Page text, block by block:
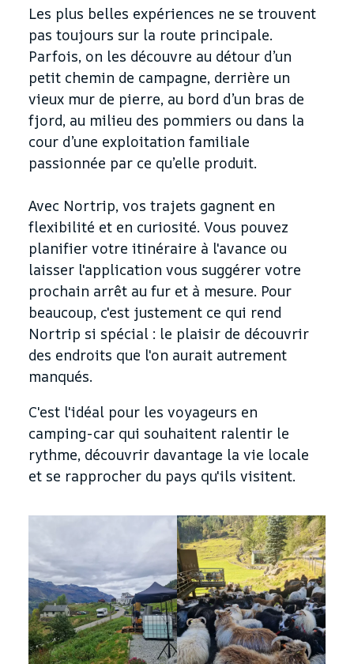
Les plus belles expériences ne se trouvent
pas toujours sur la route principale.
Parfois, on les découvre au détour d’un
petit chemin de campagne, derrière un
vieux mur de pierre, au bord d’un bras de
fjord, au milieu des pommiers ou dans la
cour d’une exploitation familiale
passionnée par ce qu’elle produit.
Avec Nortrip, vos trajets gagnent en
flexibilité et en curiosité. Vous pouvez
planifier votre itinéraire à l'avance ou
laisser l'application vous suggérer votre
prochain arrêt au fur et à mesure. Pour
beaucoup, c'est justement ce qui rend
Nortrip si spécial : le plaisir de découvrir
des endroits que l'on aurait autrement
manqués.
C'est l'idéal pour les voyageurs en
camping-car qui souhaitent ralentir le
rythme, découvrir davantage la vie locale
et se rapprocher du pays qu'ils visitent.